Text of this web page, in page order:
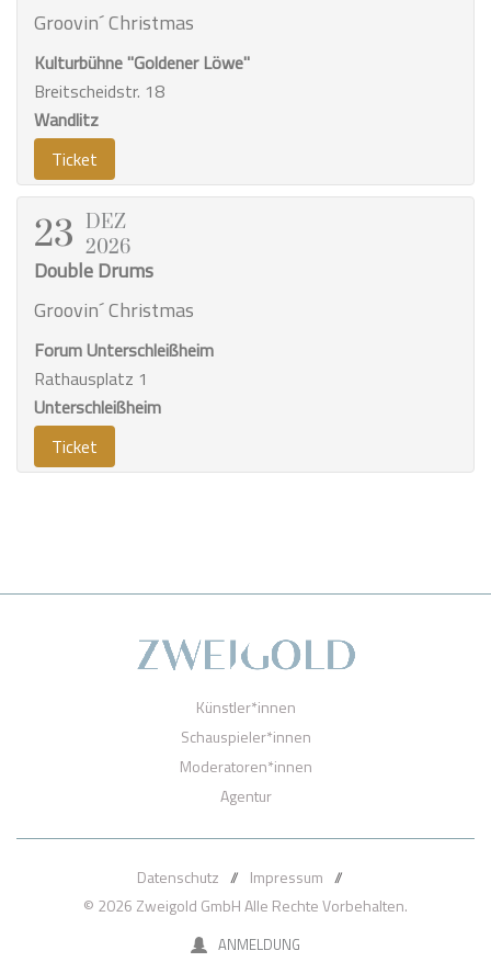
Groovin´ Christmas
Kulturbühne "Goldener Löwe"
Breitscheidstr. 18
Wandlitz
Ticket
23 DEZ
2026
Double Drums
Groovin´ Christmas
Forum Unterschleißheim
Rathausplatz 1
Unterschleißheim
Ticket
Künstler*innen
Schauspieler*innen
Moderatoren*innen
Agentur
Datenschutz // Impressum //
© 2026 Zweigold GmbH Alle Rechte Vorbehalten.
ANMELDUNG